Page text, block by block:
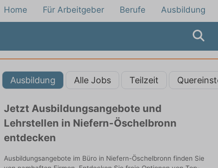
Home Für Arbeitgeber Berufe Ausbildung
Ausbildung Alle Jobs Teilzeit
Jetzt Ausbildungsangebote und
Lehrstellen in Niefern-Öschelbronn
entdecken
Ausbildungsangebote im Büro in Niefern-Öschelbronn finden Sie